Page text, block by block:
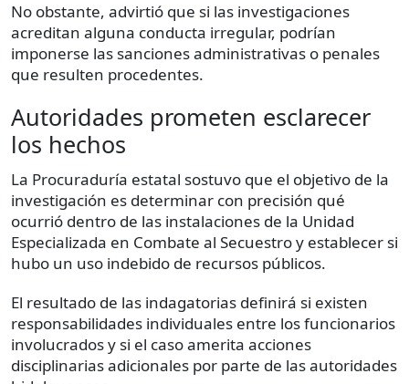
No obstante, advirtió que si las investigaciones
acreditan alguna conducta irregular, podrían
imponerse las sanciones administrativas o penales
que resulten procedentes.
Autoridades prometen esclarecer
los hechos
La Procuraduría estatal sostuvo que el objetivo de la
investigación es determinar con precisión qué
ocurrió dentro de las instalaciones de la Unidad
Especializada en Combate al Secuestro y establecer si
hubo un uso indebido de recursos públicos.
El resultado de las indagatorias definirá si existen
responsabilidades individuales entre los funcionarios
involucrados y si el caso amerita acciones
disciplinarias adicionales por parte de las autoridades